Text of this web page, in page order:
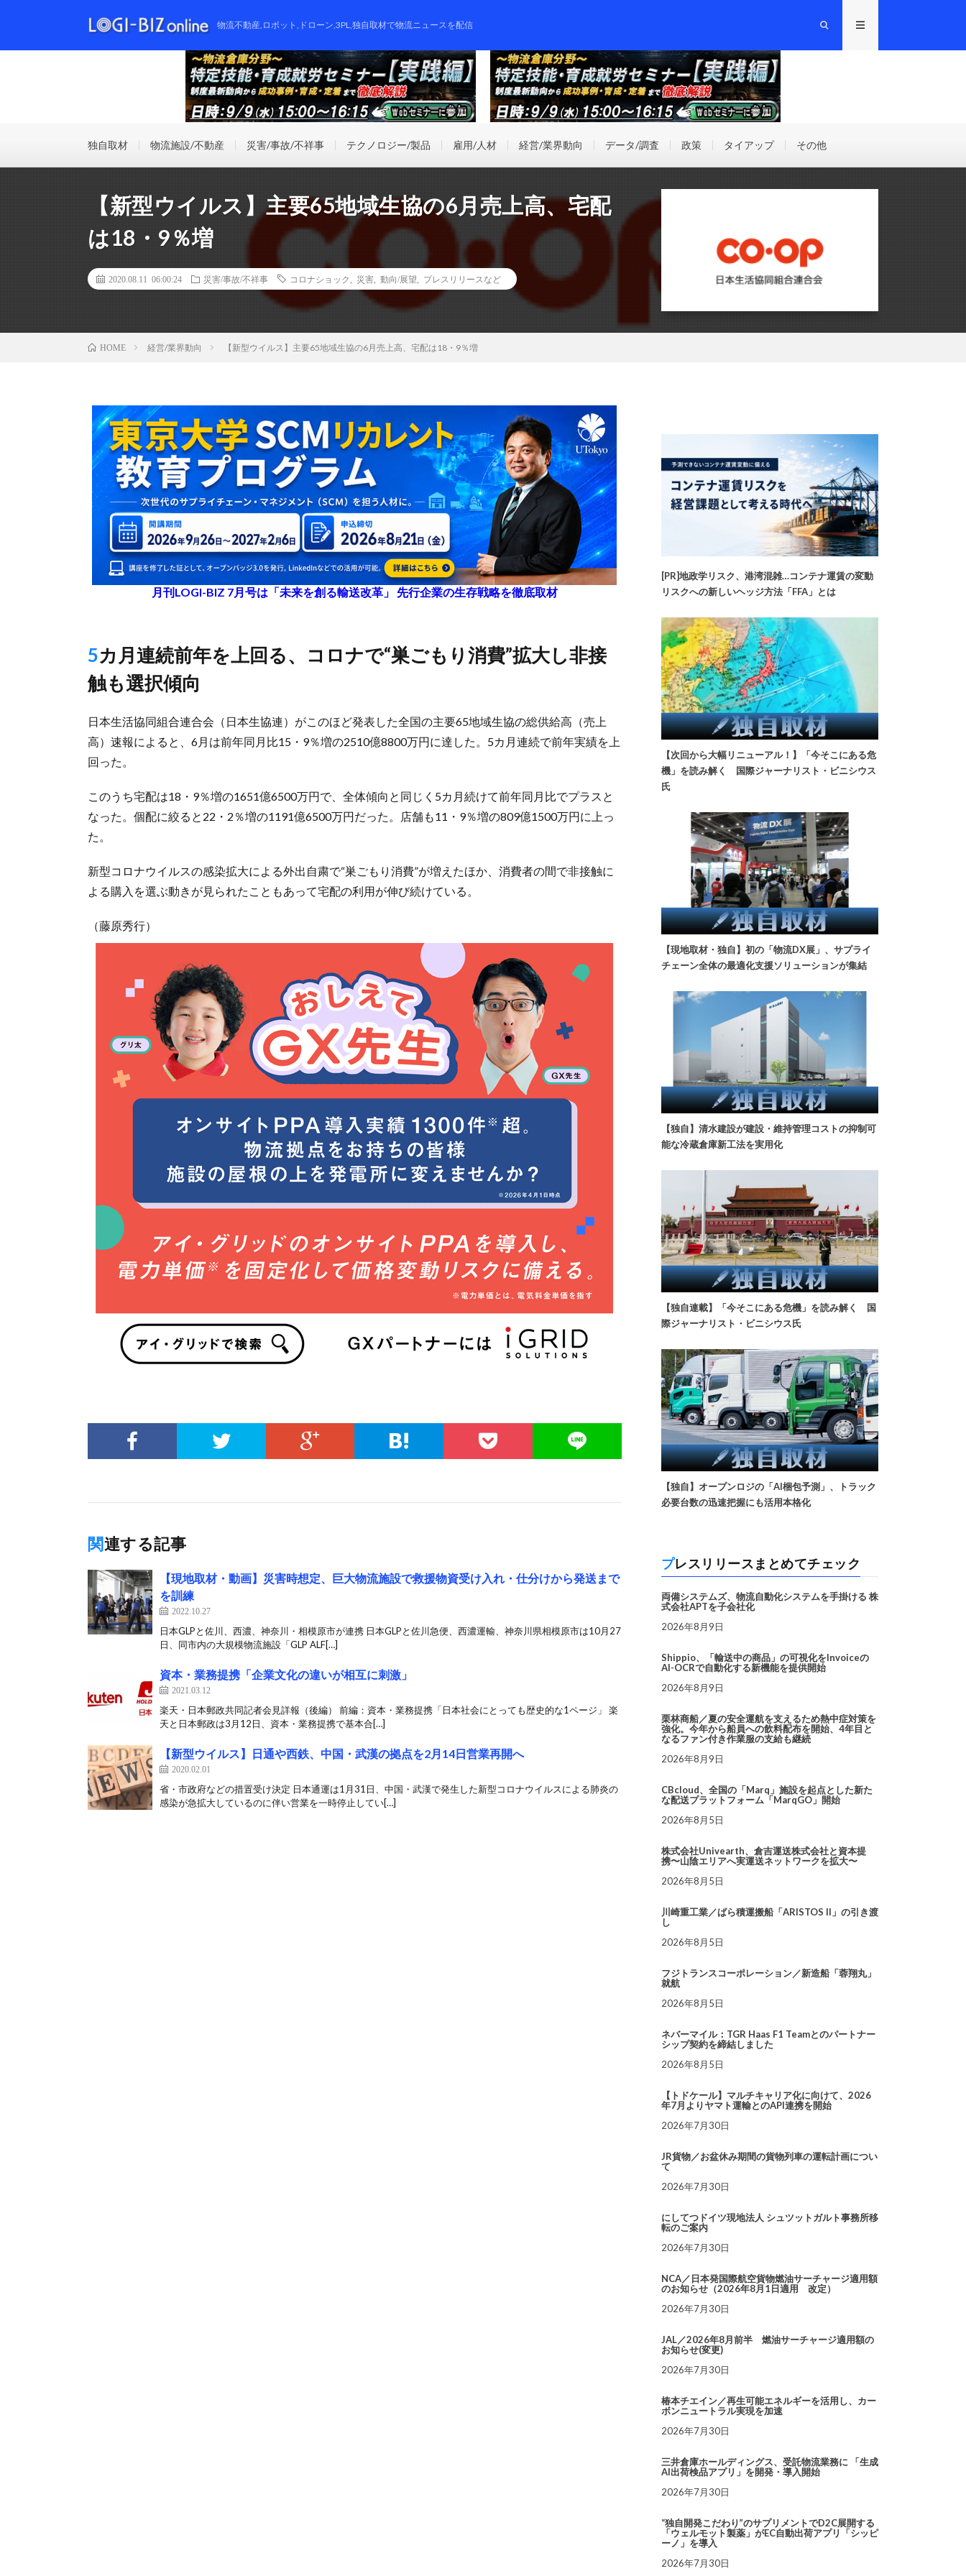
物流不動産,ロボット,ドローン,3PL,独自取材で物流ニュースを配信
独自取材 物流施設/不動産 災害/事故/不祥事 テクノロジー/製品 雇用/人材 経営/業界動向 データ/調査 政策 タイアップ その他
【新型ウイルス】主要65地域生協の6月売上高、宅配
は18・9％増
2020.08.11 06:00:24 災害/事故/不祥事 コロナショック 災害 動向/展望 プレスリリースなど
HOME 経営/業界動向 【新型ウイルス】主要65地域生協の6月売上高、宅配は18・9％増
月刊LOGI-BIZ 7月号は「未来を創る輸送改革」 先行企業の生存戦略を徹底取材
5カ月連続前年を上回る、コロナで“巣ごもり消費”拡大し非接
触も選択傾向
日本生活協同組合連合会（日本生協連）がこのほど発表した全国の主要65地域生協の総供給高（売上
高）速報によると、6月は前年同月比15・9％増の2510億8800万円に達した。5カ月連続で前年実績を上
回った。
このうち宅配は18・9％増の1651億6500万円で、全体傾向と同じく5カ月続けて前年同月比でプラスと
なった。個配に絞ると22・2％増の1191億6500万円だった。店舗も11・9％増の809億1500万円に上っ
た。
新型コロナウイルスの感染拡大による外出自粛で“巣ごもり消費”が増えたほか、消費者の間で非接触に
よる購入を選ぶ動きが見られたこともあって宅配の利用が伸び続けている。
（藤原秀行）
関連する記事
【現地取材・動画】災害時想定、巨大物流施設で救援物資受け入れ・仕分けから発送まで
を訓練
2022.10.27
日本GLPと佐川、西濃、神奈川・相模原市が連携 日本GLPと佐川急便、西濃運輸、神奈川県相模原市は10月27
日、同市内の大規模物流施設「GLP ALF[…]
資本・業務提携「企業文化の違いが相互に刺激」
2021.03.12
楽天・日本郵政共同記者会見詳報（後編） 前編：資本・業務提携「日本社会にとっても歴史的な1ページ」 楽
天と日本郵政は3月12日、資本・業務提携で基本合[…]
【新型ウイルス】日通や西鉄、中国・武漢の拠点を2月14日営業再開へ
2020.02.01
省・市政府などの措置受け決定 日本通運は1月31日、中国・武漢で発生した新型コロナウイルスによる肺炎の
感染が急拡大しているのに伴い営業を一時停止してい[…]
[PR]地政学リスク、港湾混雑…コンテナ運賃の変動
リスクへの新しいヘッジ方法「FFA」とは
【次回から大幅リニューアル！】「今そこにある危
機」を読み解く 国際ジャーナリスト・ビニシウス
氏
【現地取材・独自】初の「物流DX展」、サプライ
チェーン全体の最適化支援ソリューションが集結
【独自】清水建設が建設・維持管理コストの抑制可
能な冷蔵倉庫新工法を実用化
【独自連載】「今そこにある危機」を読み解く 国
際ジャーナリスト・ビニシウス氏
【独自】オープンロジの「AI梱包予測」、トラック
必要台数の迅速把握にも活用本格化
プレスリリースまとめてチェック
両備システムズ、物流自動化システムを手掛ける 株
式会社APTを子会社化
2026年8月9日
Shippio、「輸送中の商品」の可視化をInvoiceの
AI-OCRで自動化する新機能を提供開始
2026年8月9日
栗林商船／夏の安全運航を支えるため熱中症対策を
強化。今年から船員への飲料配布を開始、4年目と
なるファン付き作業服の支給も継続
2026年8月9日
CBcloud、全国の「Marq」施設を起点とした新た
な配送プラットフォーム「MarqGO」開始
2026年8月5日
株式会社Univearth、倉吉運送株式会社と資本提
携〜山陰エリアへ実運送ネットワークを拡大〜
2026年8月5日
川崎重工業／ばら積運搬船「ARISTOS II」の引き渡
し
2026年8月5日
フジトランスコーポレーション／新造船「蓉翔丸」
就航
2026年8月5日
ネバーマイル：TGR Haas F1 Teamとのパートナー
シップ契約を締結しました
2026年8月5日
【トドケール】マルチキャリア化に向けて、2026
年7月よりヤマト運輸とのAPI連携を開始
2026年7月30日
JR貨物／お盆休み期間の貨物列車の運転計画につい
て
2026年7月30日
にしてつドイツ現地法人 シュツットガルト事務所移
転のご案内
2026年7月30日
NCA／日本発国際航空貨物燃油サーチャージ適用額
のお知らせ（2026年8月1日適用 改定）
2026年7月30日
JAL／2026年8月前半 燃油サーチャージ適用額の
お知らせ(変更)
2026年7月30日
椿本チエイン／再生可能エネルギーを活用し、カー
ボンニュートラル実現を加速
2026年7月30日
三井倉庫ホールディングス、受託物流業務に 「生成
AI出荷検品アプリ」を開発・導入開始
2026年7月30日
“独自開発こだわり”のサプリメントでD2C展開する
「ウェルモット製薬」がEC自動出荷アプリ「シッピ
ーノ」を導入
2026年7月30日